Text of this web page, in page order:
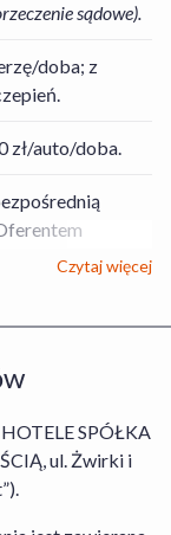
sądowe).
doba; z
zł/auto/doba.
rezerwacji
dotyczącą
wykonanie
rezerwacji
lub
Czytaj więcej
SPÓŁKA
ul. Żwirki i